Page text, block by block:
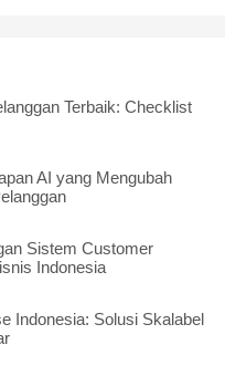
Terbaik: Checklist
AI yang Mengubah
Sistem Customer
Indonesia
Indonesia: Solusi Skalabel